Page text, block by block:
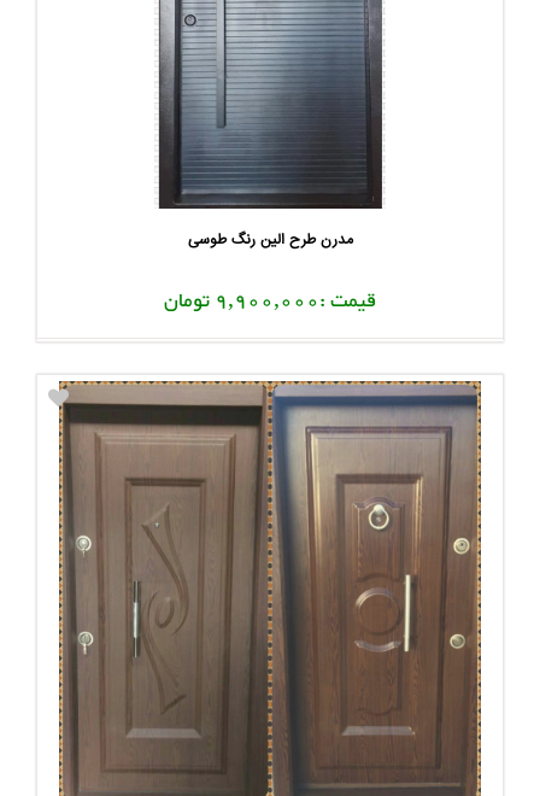
مدرن طرح الین رنگ طوسی
قیمت :9,900,000 تومان